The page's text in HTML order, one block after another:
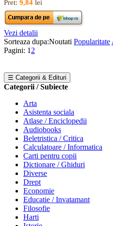
Pret: 9,84 lei
Vezi detalii
Sorteaza dupa:Noutati Popularitate
Pagini: 1 2
☰ Categorii & Edituri
Categorii / Subiecte
Arta
Asistenta sociala
Atlase / Enciclopedii
Audiobooks
Beletristica / Critica
Calculatoare / Informatica
Carti pentru copii
Dictionare / Ghiduri
Diverse
Drept
Economie
Educatie / Invatamant
Filosofie
Harti